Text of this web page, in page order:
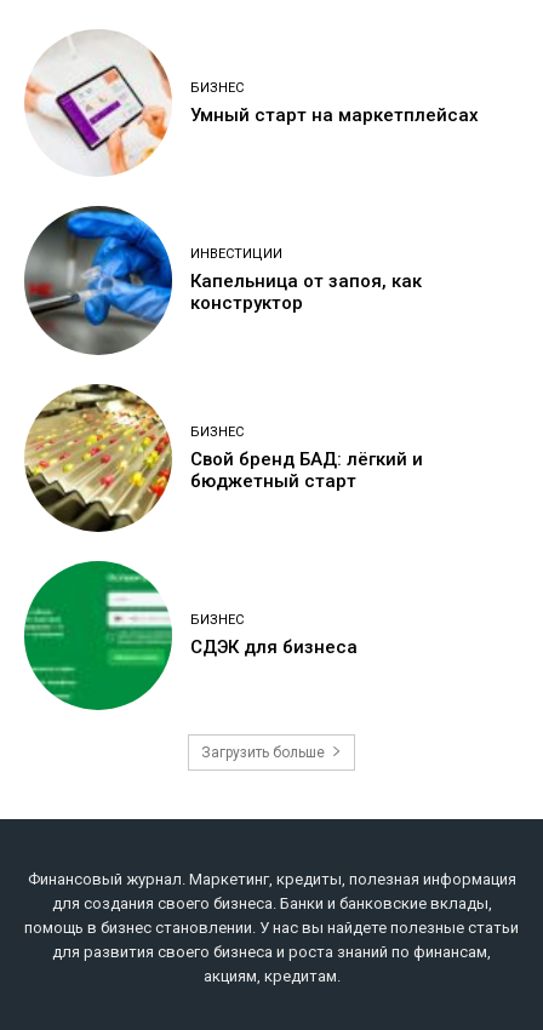
БИЗНЕС
Умный старт на маркетплейсах
ИНВЕСТИЦИИ
Капельница от запоя, как
конструктор
БИЗНЕС
Свой бренд БАД: лёгкий и
бюджетный старт
БИЗНЕС
СДЭК для бизнеса
Загрузить больше
Финансовый журнал. Маркетинг, кредиты, полезная информация
для создания своего бизнеса. Банки и банковские вклады,
помощь в бизнес становлении. У нас вы найдете полезные статьи
для развития своего бизнеса и роста знаний по финансам,
акциям, кредитам.